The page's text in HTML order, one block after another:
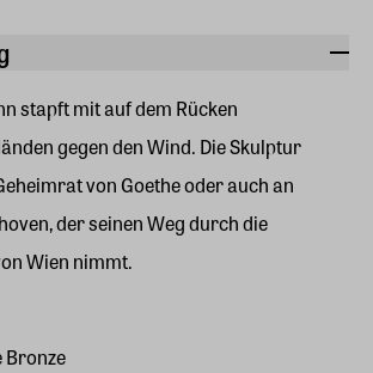
stapft mit auf dem Rücken
gegen den Wind. Die Skulptur
von Goethe oder auch an
der seinen Weg durch die
Wien nimmt.
Bronze